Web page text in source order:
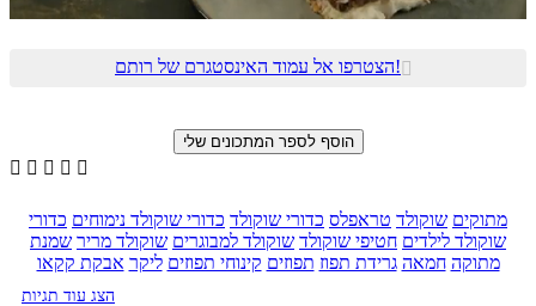
הצטרפו אל עמוד האינסטגרם של רותם!
    
מתוקים שוקולד טראפלס כדורי שוקולד כדורי שוקולד נימוחים כדורי
שוקולד לילדים חטיפי שוקולד שוקולד למבוגרים שוקולד מריר שמנת
מתוקה חמאה גרידת תפוז תפוזים קינוחי תפוזים ליקר אבקת קקאו
הצג עוד תגיות